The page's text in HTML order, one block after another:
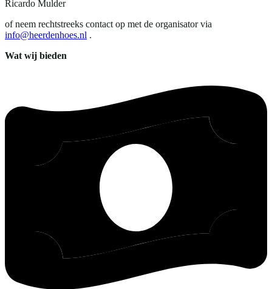
Ricardo Mulder
of neem rechtstreeks contact op met de organisator via
info@heerdenhoes.nl .
Wat wij bieden